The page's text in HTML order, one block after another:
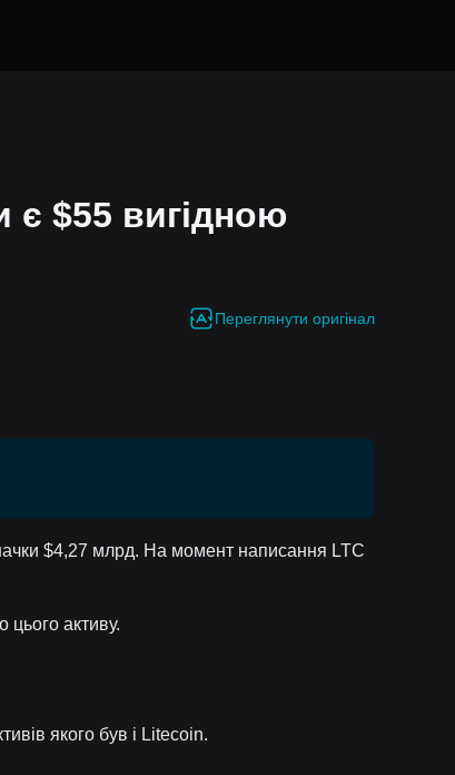
є $55 вигідною
Переглянути оригінал
$4,27 млрд. На момент написання LTC
цього активу.
якого був і Litecoin.